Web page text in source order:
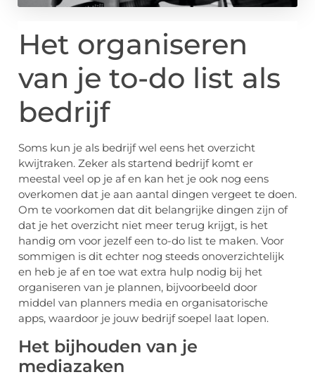
Het organiseren
van je to-do list als
bedrijf
Soms kun je als bedrijf wel eens het overzicht
kwijtraken. Zeker als startend bedrijf komt er
meestal veel op je af en kan het je ook nog eens
overkomen dat je aan aantal dingen vergeet te doen.
Om te voorkomen dat dit belangrijke dingen zijn of
dat je het overzicht niet meer terug krijgt, is het
handig om voor jezelf een to-do list te maken. Voor
sommigen is dit echter nog steeds onoverzichtelijk
en heb je af en toe wat extra hulp nodig bij het
organiseren van je plannen, bijvoorbeeld door
middel van planners media en organisatorische
apps, waardoor je jouw bedrijf soepel laat lopen.
Het bijhouden van je
mediazaken